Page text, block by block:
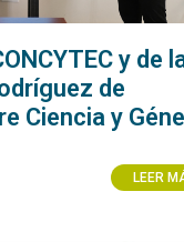
y de
de
Ciencia y
LEER